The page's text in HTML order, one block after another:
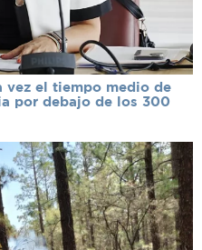
vez el tiempo medio de
por debajo de los 300